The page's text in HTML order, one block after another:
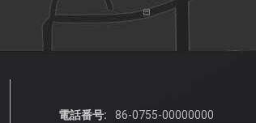
電話番号:
86-0755-00000000